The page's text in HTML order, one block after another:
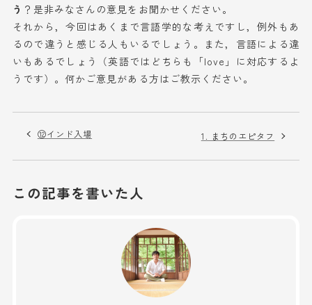
う ？是非みなさんの意見をお聞かせください。
それから，今回はあくまで言語学的な考えですし，例外もあ
るので違うと感じる人もいるでしょう。また，言語による違
いもあるでしょう（英語ではどちらも「love」に対応するよ
うです）。何かご意見がある方はご教示ください。
⑫インド入場 1. まちのエピタフ
この記事を書いた人